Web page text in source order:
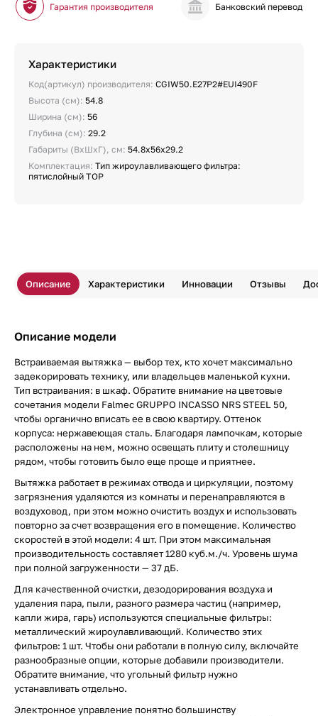
Гарантия производителя Банковский перевод
Характеристики
Код(артикул) производителя: CGIW50.E27P2#EUI490F
Высота (см): 54.8
Ширина (см): 56
Глубина (см): 29.2
Габариты (ВхШхГ), см: 54.8х56х29.2
Комплектация: Тип жироулавливающего фильтра:
пятислойный TOP
Описание Характеристики Инновации Отзывы
Описание модели
Встраиваемая вытяжка — выбор тех, кто хочет максимально
задекорировать технику, или владельцев маленькой кухни.
Тип встраивания: в шкаф. Обратите внимание на цветовые
сочетания модели Falmec GRUPPO INCASSO NRS STEEL 50,
чтобы органично вписать ее в свою квартиру. Оттенок
корпуса: нержавеющая сталь. Благодаря лампочкам, которые
расположены на нем, можно освещать плиту и столешницу
рядом, чтобы готовить было еще проще и приятнее.
Вытяжка работает в режимах отвода и циркуляции, поэтому
загрязнения удаляются из комнаты и перенаправляются в
воздуховод, при этом можно очистить воздух и использовать
повторно за счет возвращения его в помещение. Количество
скоростей в этой модели: 4 шт. При этом максимальная
производительность составляет 1280 куб.м./ч. Уровень шума
при полной загруженности — 37 дБ.
Для качественной очистки, дезодорирования воздуха и
удаления пара, пыли, разного размера частиц (например,
капли жира, гарь) используются специальные фильтры:
металлический жироулавливающий. Количество этих
фильтров: 1 шт. Чтобы они работали в полную силу, включайте
разнообразные опции, которые добавили производители.
Обратите внимание, что угольный фильтр нужно
устанавливать отдельно.
Электронное управление понятно большинству